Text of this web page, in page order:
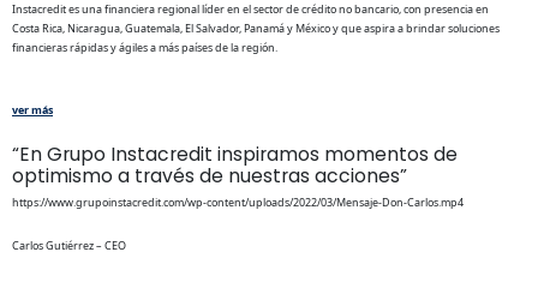
Instacredit es una financiera regional líder en el sector de crédito no bancario, con presencia en
Costa Rica, Nicaragua, Guatemala, El Salvador, Panamá y México y que aspira a brindar soluciones
financieras rápidas y ágiles a más países de la región.
ver más
“En Grupo Instacredit inspiramos momentos de
optimismo a través de nuestras acciones”
https://www.grupoinstacredit.com/wp-content/uploads/2022/03/Mensaje-Don-Carlos.mp4
Carlos Gutiérrez – CEO